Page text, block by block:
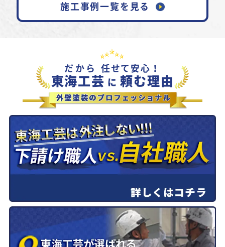
施工事例一覧を見る
だから 任せて安心！
東海工芸 に 頼む理由